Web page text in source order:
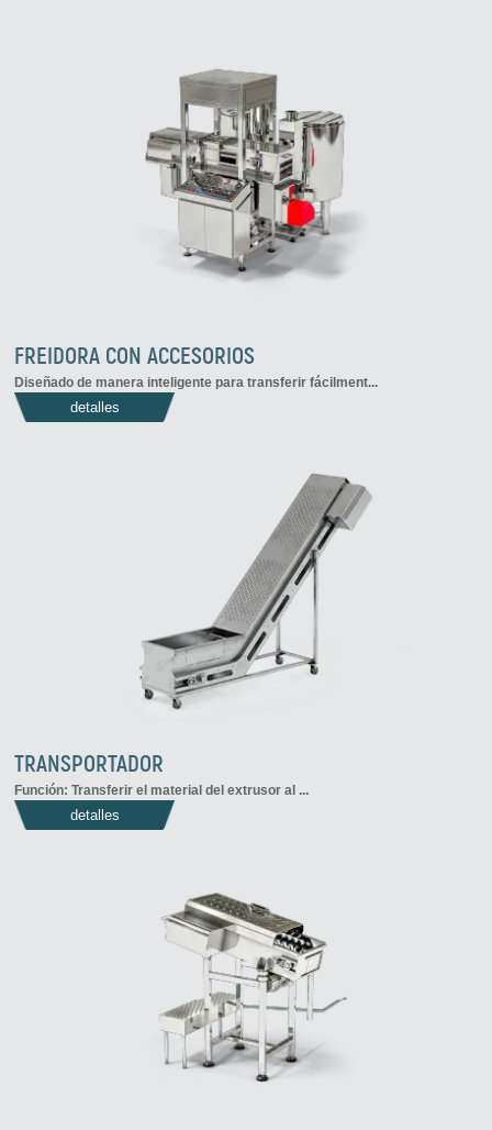
FREIDORA CON ACCESORIOS
Diseñado de manera inteligente para transferir fácilment...
detalles
TRANSPORTADOR
Función: Transferir el material del extrusor al ...
detalles